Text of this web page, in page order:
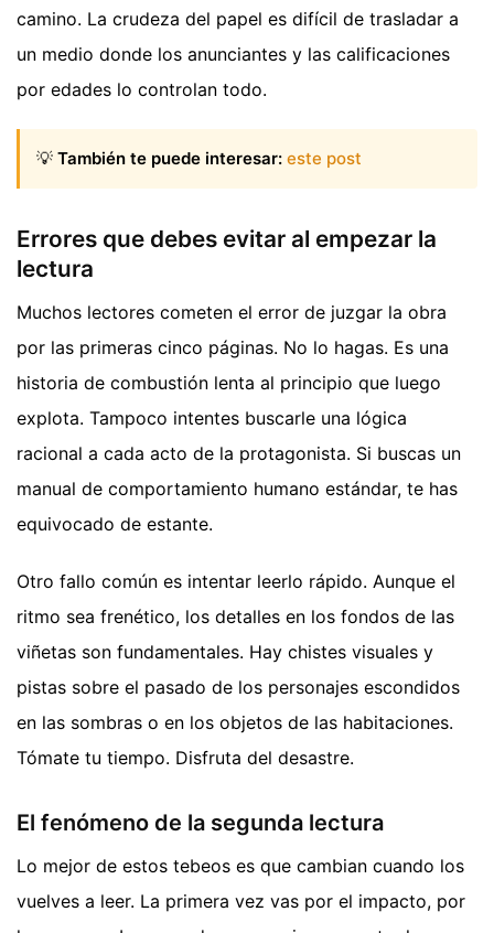
camino. La crudeza del papel es difícil de trasladar a
un medio donde los anunciantes y las calificaciones
por edades lo controlan todo.
💡 También te puede interesar: este post
Errores que debes evitar al empezar la
lectura
Muchos lectores cometen el error de juzgar la obra
por las primeras cinco páginas. No lo hagas. Es una
historia de combustión lenta al principio que luego
explota. Tampoco intentes buscarle una lógica
racional a cada acto de la protagonista. Si buscas un
manual de comportamiento humano estándar, te has
equivocado de estante.
Otro fallo común es intentar leerlo rápido. Aunque el
ritmo sea frenético, los detalles en los fondos de las
viñetas son fundamentales. Hay chistes visuales y
pistas sobre el pasado de los personajes escondidos
en las sombras o en los objetos de las habitaciones.
Tómate tu tiempo. Disfruta del desastre.
El fenómeno de la segunda lectura
Lo mejor de estos tebeos es que cambian cuando los
vuelves a leer. La primera vez vas por el impacto, por